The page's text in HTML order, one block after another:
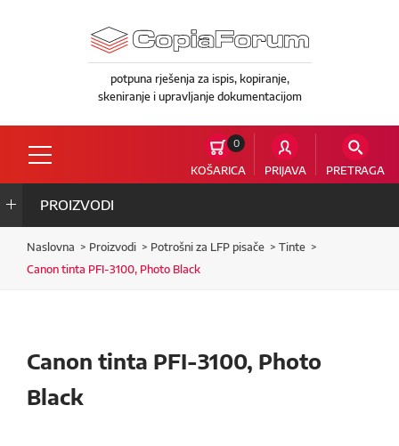
potpuna rješenja za ispis, kopiranje,
skeniranje i upravljanje dokumentacijom
0
KOŠARICA PRIJAVA PRETRAGA
PROIZVODI
Naslovna Proizvodi Potrošni za LFP pisače
Tinte
Canon tinta PFI-3100, Photo Black
Canon tinta PFI-3100, Photo
Black